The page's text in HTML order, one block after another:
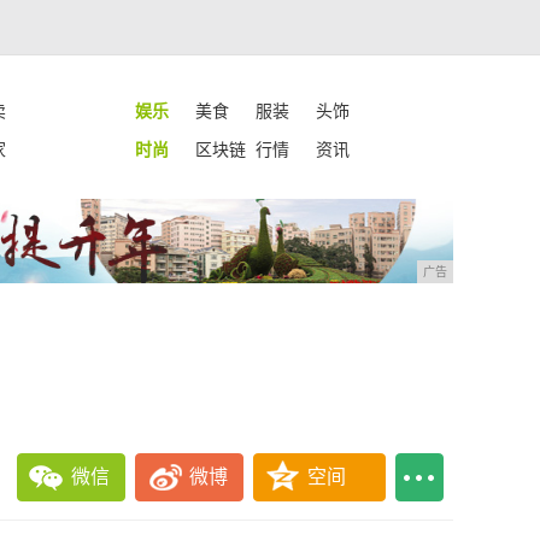
娱乐 美食 服装
头饰
时尚 区块链 行情 资讯
广告
微信 微博 空间